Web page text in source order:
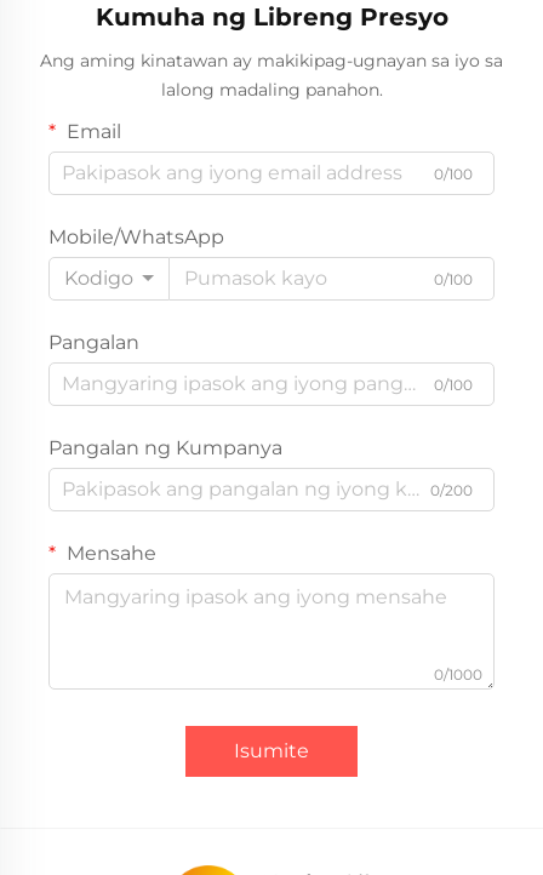
Kumuha ng Libreng Presyo
Ang aming kinatawan ay makikipag-ugnayan sa iyo sa
lalong madaling panahon.
Email
0/100
Mobile/WhatsApp
Kodigo
0/100
Pangalan
0/100
Pangalan ng Kumpanya
0/200
Mensahe
0/1000
Isumite